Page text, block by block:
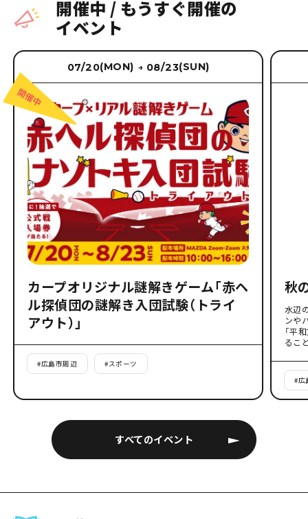
開催中 / もうすぐ開催の
イベント
すべてのイベント
07/20(MON) → 08/23(SUN)
カープオリジナル謎解きゲーム「赤ヘ
ル探偵団の謎解き入団試験（トライ
アウト）」
#広島市周辺 #スポーツ
秋
水辺
ンや
「平
るこ
#広